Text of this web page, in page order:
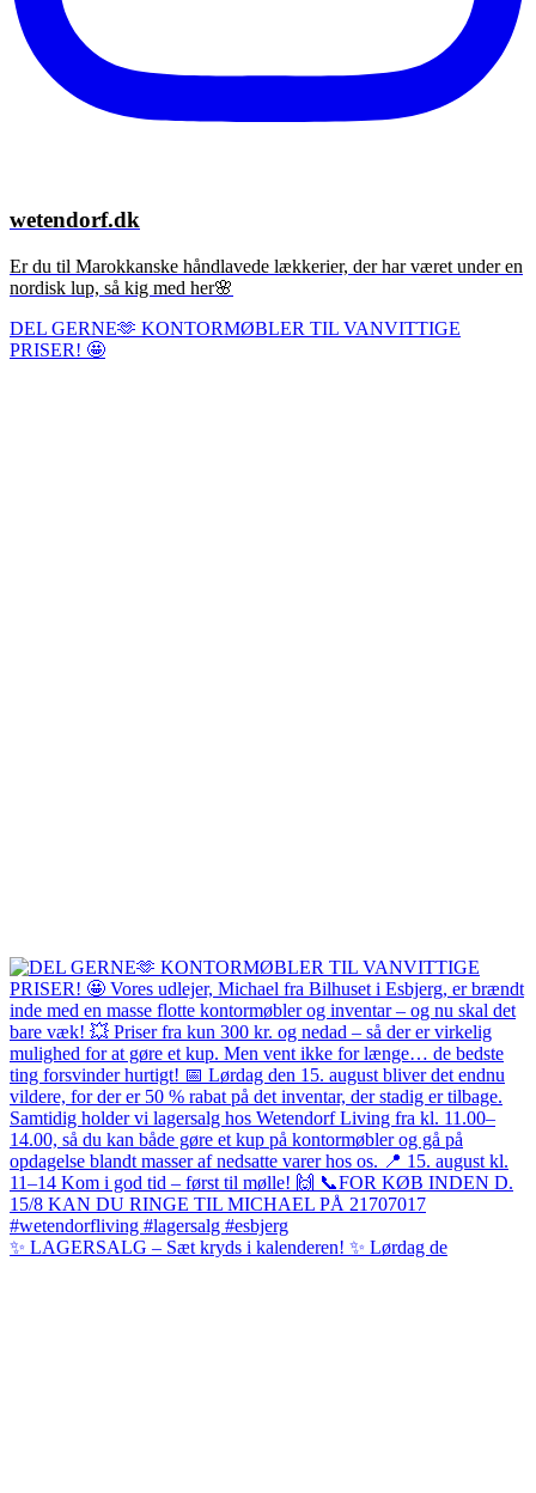
wetendorf.dk
Er du til Marokkanske håndlavede lækkerier, der har været under en
nordisk lup, så kig med her🌸
DEL GERNE🫶 KONTORMØBLER TIL VANVITTIGE
PRISER! 🤩
✨ LAGERSALG – Sæt kryds i kalenderen! ✨ Lørdag de